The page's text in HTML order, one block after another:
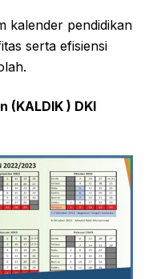
kalender pendidikan
serta efisiensi
(KALDIK ) DKI